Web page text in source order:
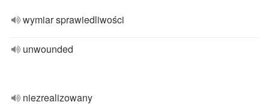
wymiar sprawiedliwości
unwounded
niezrealizowany